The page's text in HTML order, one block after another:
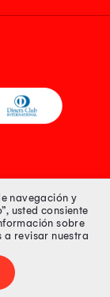
los derechos
navegación y
usted consiente
sobre
a revisar nuestra